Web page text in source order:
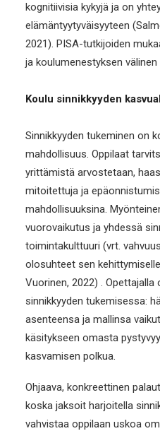
kognitiivisia kykyjä ja on
elämäntyytyväisyyteen
2021). PISA-tutkijoiden
ja koulumenestyksen
Koulu sinnikkyyden
Sinnikkyyden tukeminen on
mahdollisuus. Oppilaat
yrittämistä arvostetaan,
mitoitettuja ja
mahdollisuuksina.
vuorovaikutus ja yhdessä
toimintakulttuuri (vrt.
olosuhteet sen
Vuorinen, 2022) . Opettajalla
sinnikkyyden tukemisessa:
asenteensa ja mallinsa
käsitykseen omasta
kasvamisen polkua.
Ohjaava, konkreettinen
koska jaksoit harjoitella
vahvistaa oppilaan uskoa